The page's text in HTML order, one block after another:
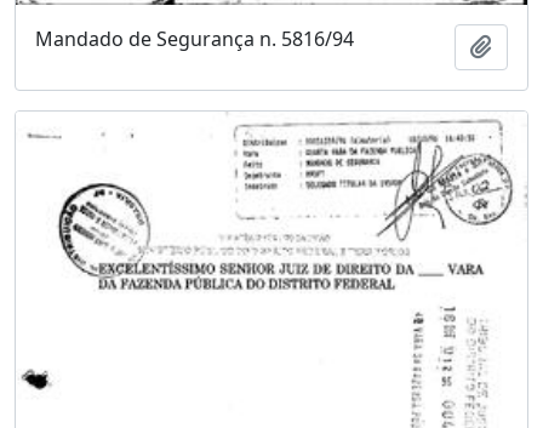
Mandado de Segurança n. 5816/94